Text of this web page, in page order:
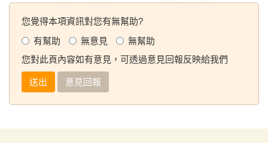
您覺得本項資訊對您有無幫助?
有幫助
無意見
無幫助
您對此頁內容如有意見，可透過意見回報反映給我們